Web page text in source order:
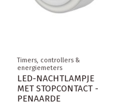
Timers, controllers &
energiemeters
LED-NACHTLAMPJE
MET STOPCONTACT -
PENAARDE